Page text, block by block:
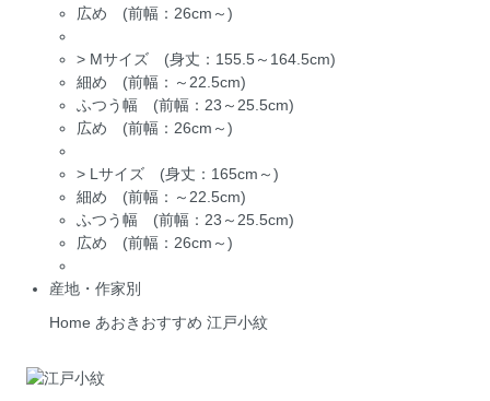
広め (前幅：26cm～)
> Mサイズ (身丈：155.5～164.5cm)
細め (前幅：～22.5cm)
ふつう幅 (前幅：23～25.5cm)
広め (前幅：26cm～)
> Lサイズ (身丈：165cm～)
細め (前幅：～22.5cm)
ふつう幅 (前幅：23～25.5cm)
広め (前幅：26cm～)
産地・作家別
Home あおきおすすめ 江戸小紋